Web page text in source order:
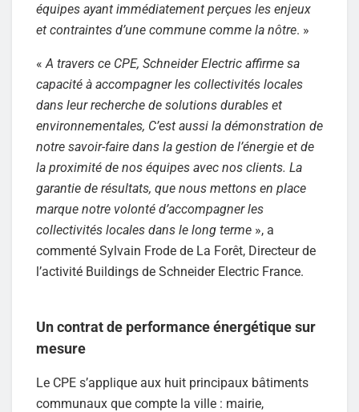
équipes ayant immédiatement perçues les enjeux
et contraintes d’une commune comme la nôtre. »
« A travers ce CPE, Schneider Electric affirme sa
capacité à accompagner les collectivités locales
dans leur recherche de solutions durables et
environnementales, C’est aussi la démonstration de
notre savoir-faire dans la gestion de l’énergie et de
la proximité de nos équipes avec nos clients. La
garantie de résultats, que nous mettons en place
marque notre volonté d’accompagner les
collectivités locales dans le long terme », a
commenté Sylvain Frode de La Forêt, Directeur de
l’activité Buildings de Schneider Electric France.
Un contrat de performance énergétique sur
mesure
Le CPE s’applique aux huit principaux bâtiments
communaux que compte la ville : mairie,